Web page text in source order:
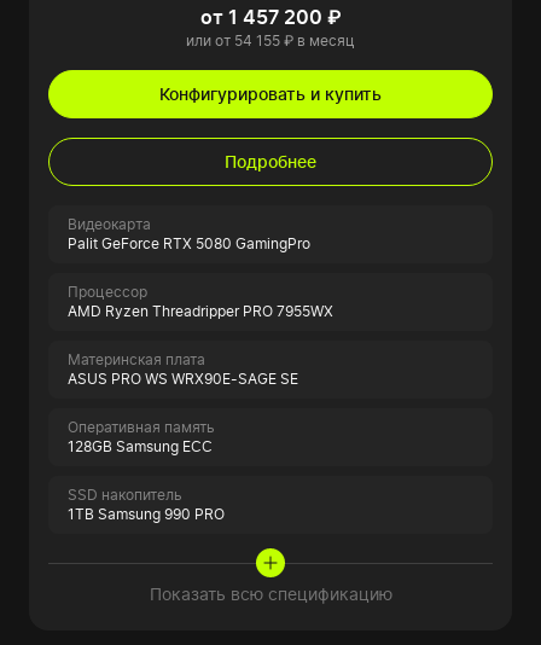
от 1 457 200 ₽
или от 54 155 ₽ в месяц
Конфигурировать и купить
Подробнее
Видеокарта
Palit GeForce RTX 5080 GamingPro
Процессор
AMD Ryzen Threadripper PRO 7955WX
Материнская плата
ASUS PRO WS WRX90E-SAGE SE
Оперативная память
128GB Samsung ECC
SSD накопитель
1TB Samsung 990 PRO
Показать всю спецификацию